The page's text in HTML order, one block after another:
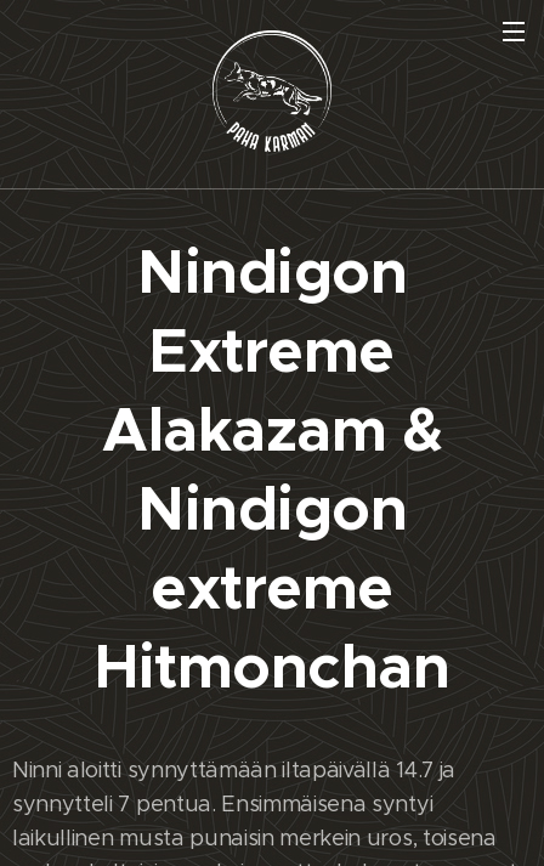
Nindigon
Extreme
Alakazam &
Nindigon
extreme
Hitmonchan
Ninni aloitti synnyttämään iltapäivällä 14.7 ja
synnytteli 7 pentua. Ensimmäisena syntyi
laikullinen musta punaisin merkein uros, toisena